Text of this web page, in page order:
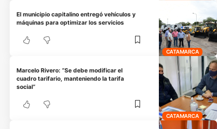
CATAMARCA
El municipio capitalino entregó vehículos y
máquinas para optimizar los servicios
CATAMARCA
Marcelo Rivero: “Se debe modificar el
cuadro tarifario, manteniendo la tarifa
social”